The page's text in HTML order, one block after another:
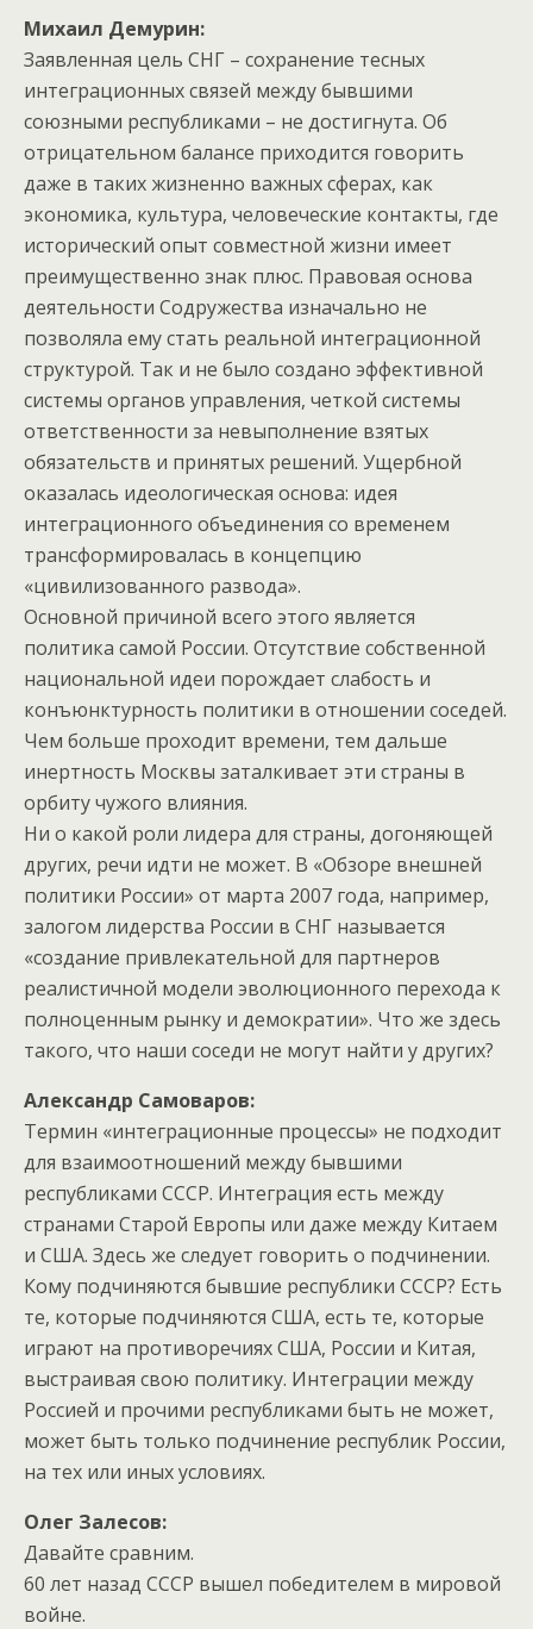
Михаил Демурин:
Заявленная цель СНГ – сохранение тесных
интеграционных связей между бывшими
союзными республиками – не достигнута. Об
отрицательном балансе приходится говорить
даже в таких жизненно важных сферах, как
экономика, культура, человеческие контакты, где
исторический опыт совместной жизни имеет
преимущественно знак плюс. Правовая основа
деятельности Содружества изначально не
позволяла ему стать реальной интеграционной
структурой. Так и не было создано эффективной
системы органов управления, четкой системы
ответственности за невыполнение взятых
обязательств и принятых решений. Ущербной
оказалась идеологическая основа: идея
интеграционного объединения со временем
трансформировалась в концепцию
«цивилизованного развода».
Основной причиной всего этого является
политика самой России. Отсутствие собственной
национальной идеи порождает слабость и
конъюнктурность политики в отношении соседей.
Чем больше проходит времени, тем дальше
инертность Москвы заталкивает эти страны в
орбиту чужого влияния.
Ни о какой роли лидера для страны, догоняющей
других, речи идти не может. В «Обзоре внешней
политики России» от марта 2007 года, например,
залогом лидерства России в СНГ называется
«создание привлекательной для партнеров
реалистичной модели эволюционного перехода к
полноценным рынку и демократии». Что же здесь
такого, что наши соседи не могут найти у других?
Александр Самоваров:
Термин «интеграционные процессы» не подходит
для взаимоотношений между бывшими
республиками СССР. Интеграция есть между
странами Старой Европы или даже между Китаем
и США. Здесь же следует говорить о подчинении.
Кому подчиняются бывшие республики СССР? Есть
те, которые подчиняются США, есть те, которые
играют на противоречиях США, России и Китая,
выстраивая свою политику. Интеграции между
Россией и прочими республиками быть не может,
может быть только подчинение республик России,
на тех или иных условиях.
Олег Залесов:
Давайте сравним.
60 лет назад СССР вышел победителем в мировой
войне.